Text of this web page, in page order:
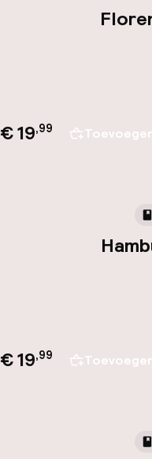
€ 19,99
€ 19,99